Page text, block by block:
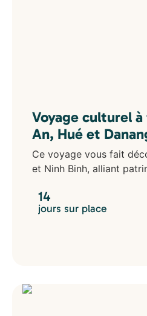
Voyage culturel à
An, Hué et
Ce voyage vous fait
et Ninh Binh, alliant
14
jours sur place